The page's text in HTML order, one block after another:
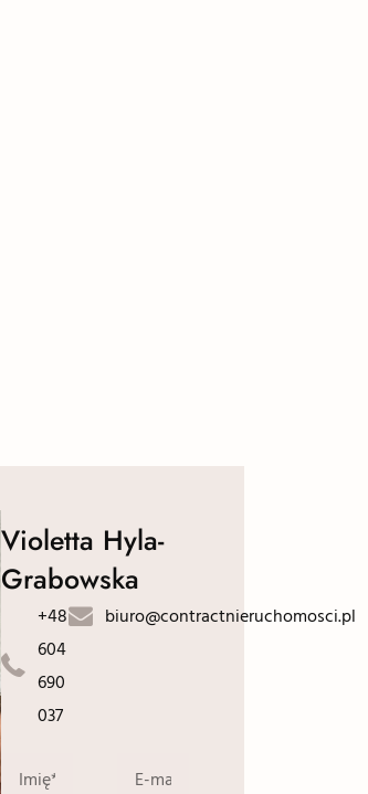
Violetta Hyla-
Grabowska
+48
604
690
037
biuro@contractnieruchomosci.pl